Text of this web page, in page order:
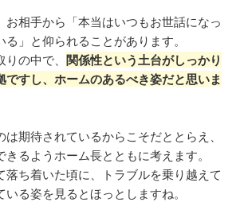
お相手から「本当はいつもお世話になっ
」と仰られることがあります。
の中で、 関係性という土台がしっかり
ですし、ホームのあるべき姿だと思いま
期待されているからこそだととらえ、
るようホーム長とともに考えます。
落ち着いた頃に、トラブルを乗り越えて
る姿を見るとほっとしますね。